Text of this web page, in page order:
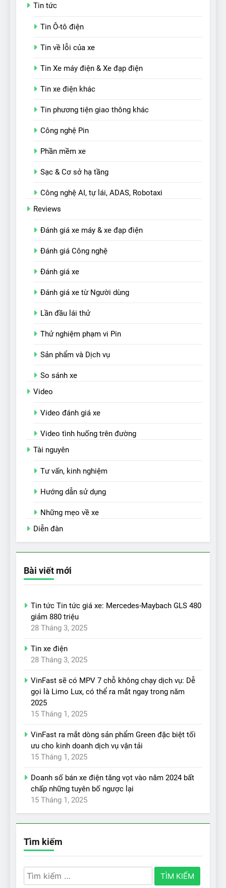
Tin tức
Tin Ô-tô điện
Tin về lỗi của xe
Tin Xe máy điện & Xe đạp điện
Tin xe điện khác
Tin phương tiện giao thông khác
Công nghệ Pin
Phần mềm xe
Sạc & Cơ sở hạ tầng
Công nghệ AI, tự lái, ADAS, Robotaxi
Reviews
Đánh giá xe máy & xe đạp điện
Đánh giá Công nghệ
Đánh giá xe
Đánh giá xe từ Người dùng
Lần đầu lái thử
Thử nghiệm phạm vi Pin
Sản phẩm và Dịch vụ
So sánh xe
Video
Video đánh giá xe
Video tình huống trên đường
Tài nguyên
Tư vấn, kinh nghiệm
Hướng dẫn sử dụng
Những mẹo về xe
Diễn đàn
Bài viết mới
Tin tức Tin tức giá xe: Mercedes-Maybach GLS 480
giảm 880 triệu
28 Tháng 3, 2025
Tin xe điện
28 Tháng 3, 2025
VinFast sẽ có MPV 7 chỗ không chạy dịch vụ: Dễ
gọi là Limo Lux, có thể ra mắt ngay trong năm
2025
15 Tháng 1, 2025
VinFast ra mắt dòng sản phẩm Green đặc biệt tối
ưu cho kinh doanh dịch vụ vận tải
15 Tháng 1, 2025
Doanh số bán xe điện tăng vọt vào năm 2024 bất
chấp những tuyên bố ngược lại
15 Tháng 1, 2025
Tìm kiếm
Tìm